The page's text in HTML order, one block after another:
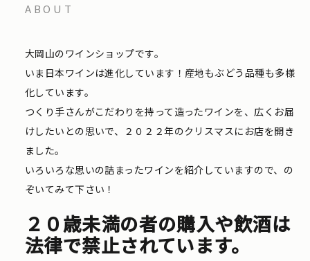
ABOUT
大岡山のワインショップです。
いま日本ワインは進化しています！産地もぶどう品種も多様
化しています。
つくり手さんがこだわりを持って造ったワインを、広くお届
けしたいとの思いで、２０２２年のクリスマスにお店を開き
ました。
いろいろな思いの詰まったワインを紹介していますので、の
ぞいてみて下さい！
２０歳未満の者の購入や飲酒は
法律で禁止されています。